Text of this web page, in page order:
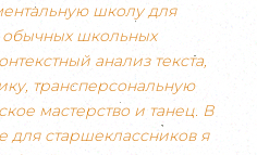
школу для
школьных
анализ текста,
трансперсональную
мастерство и танец. В
старшеклассников я